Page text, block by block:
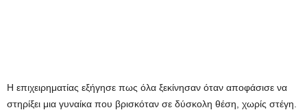
Η επιχειρηματίας εξήγησε πως όλα ξεκίνησαν όταν αποφάσισε να
στηρίξει μια γυναίκα που βρισκόταν σε δύσκολη θέση, χωρίς στέγη.